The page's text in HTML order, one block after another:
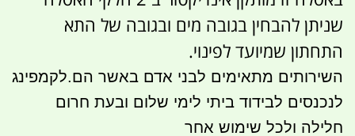
שניתן להבחין בגובה מים ובגובה של התא
התחתון שמיועד לפינוי.
השירותים מתאימים לבני אדם באשר הם.לקמפינג
לנכנסים לבידוד ביתי לימי שלום ובעת חרום
חלילה ולכל שימוש אחר